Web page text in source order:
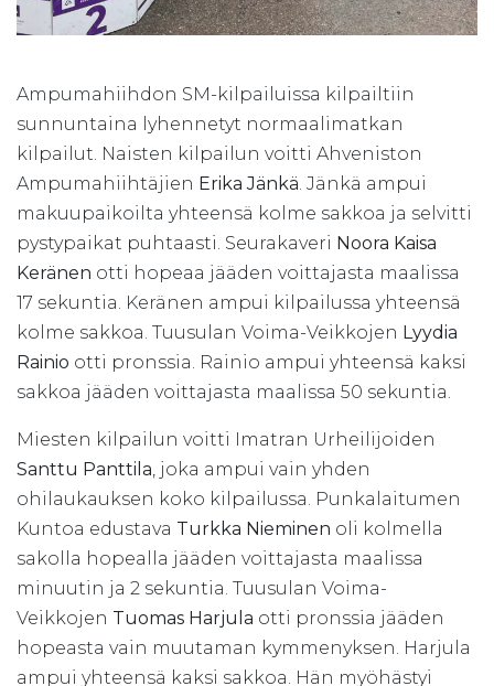
Ampumahiihdon SM-kilpailuissa kilpailtiin
sunnuntaina lyhennetyt normaalimatkan
kilpailut. Naisten kilpailun voitti Ahveniston
Ampumahiihtäjien Erika Jänkä . Jänkä ampui
makuupaikoilta yhteensä kolme sakkoa ja selvitti
pystypaikat puhtaasti. Seurakaveri Noora Kaisa
Keränen otti hopeaa jääden voittajasta maalissa
17 sekuntia. Keränen ampui kilpailussa yhteensä
kolme sakkoa. Tuusulan Voima-Veikkojen Lyydia
Rainio otti pronssia. Rainio ampui yhteensä kaksi
sakkoa jääden voittajasta maalissa 50 sekuntia.
Miesten kilpailun voitti Imatran Urheilijoiden
Santtu Panttila , joka ampui vain yhden
ohilaukauksen koko kilpailussa. Punkalaitumen
Kuntoa edustava Turkka Nieminen oli kolmella
sakolla hopealla jääden voittajasta maalissa
minuutin ja 2 sekuntia. Tuusulan Voima-
Veikkojen Tuomas Harjula otti pronssia jääden
hopeasta vain muutaman kymmenyksen. Harjula
ampui yhteensä kaksi sakkoa. Hän myöhästyi